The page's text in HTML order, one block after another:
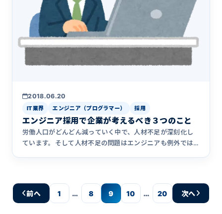
2018.06.20
IT業界 エンジニア（プログラマー） 採用
エンジニア採用で企業が考えるべき３つのこと
労働人口がどんどん減っていく中で、人材不足が深刻化し
ています。そして人材不足の問題はエンジニアも例外では
前へ 1 … 8 9 10 … 20 次へ